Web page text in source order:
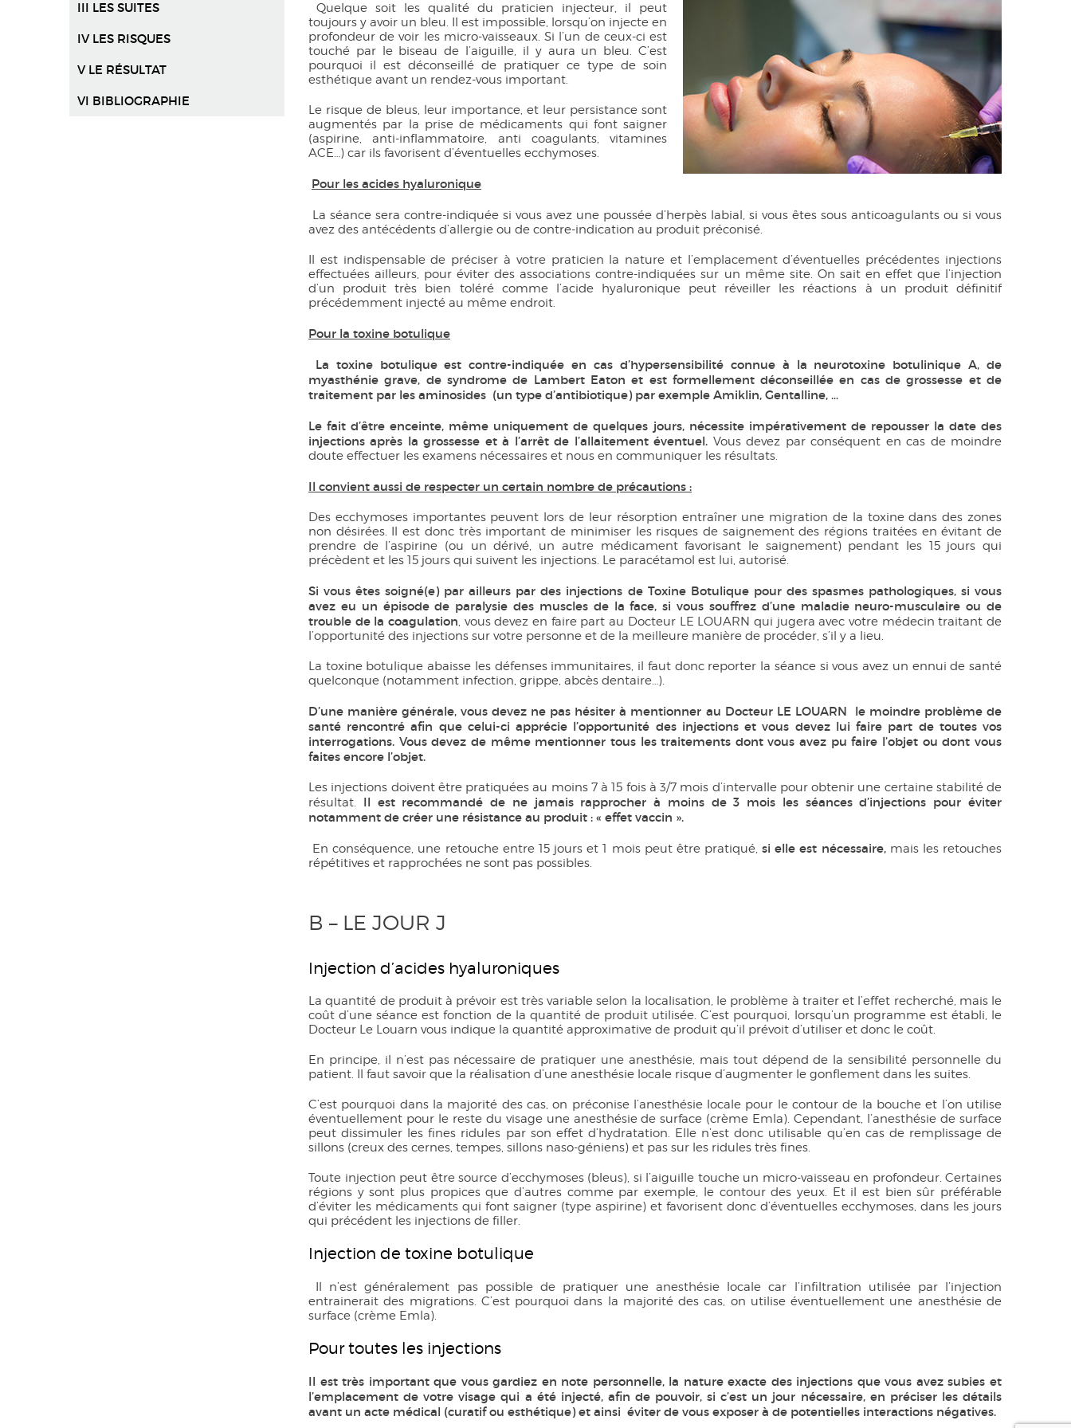
Les chevilles
Quelque soit les qualité du praticien injecteur, il peut
toujours y avoir un bleu. Il est impossible, lorsqu’on injecte en
profondeur de voir les micro-vaisseaux. Si l’un de ceux-ci est
touché par le biseau de l’aiguille, il y aura un bleu. C’est
pourquoi il est déconseillé de pratiquer ce type de soin
esthétique avant un rendez-vous important.
Le risque de bleus, leur importance, et leur persistance sont
augmentés par la prise de médicaments qui font saigner
(aspirine, anti-inflammatoire, anti coagulants, vitamines
ACE…) car ils favorisent d’éventuelles ecchymoses.
Pour les acides hyaluronique
La séance sera contre-indiquée si vous avez une poussée d’herpès labial, si vous êtes sous anticoagulants ou si vous
avez des antécédents d’allergie ou de contre-indication au produit préconisé.
Il est indispensable de préciser à votre praticien la nature et l’emplacement d’éventuelles précédentes injections
effectuées ailleurs, pour éviter des associations contre-indiquées sur un même site. On sait en effet que l’injection
d’un produit très bien toléré comme l’acide hyaluronique peut réveiller les réactions à un produit définitif
précédemment injecté au même endroit.
Pour la toxine botulique
La toxine botulique est contre-indiquée en cas d’hypersensibilité connue à la neurotoxine botulinique A, de
myasthénie grave, de syndrome de Lambert Eaton et est formellement déconseillée en cas de grossesse et de
traitement par les aminosides (un type d’antibiotique) par exemple Amiklin, Gentalline, …
Le fait d’être enceinte, même uniquement de quelques jours, nécessite impérativement de repousser la date des
injections après la grossesse et à l’arrêt de l’allaitement éventuel. Vous devez par conséquent en cas de moindre
doute effectuer les examens nécessaires et nous en communiquer les résultats.
Il convient aussi de respecter un certain nombre de précautions :
Des ecchymoses importantes peuvent lors de leur résorption entraîner une migration de la toxine dans des zones
non désirées. Il est donc très important de minimiser les risques de saignement des régions traitées en évitant de
prendre de l’aspirine (ou un dérivé, un autre médicament favorisant le saignement) pendant les 15 jours qui
précèdent et les 15 jours qui suivent les injections. Le paracétamol est lui, autorisé.
Si vous êtes soigné(e) par ailleurs par des injections de Toxine Botulique pour des spasmes pathologiques, si vous
avez eu un épisode de paralysie des muscles de la face, si vous souffrez d’une maladie neuro-musculaire ou de
trouble de la coagulation, vous devez en faire part au Docteur LE LOUARN qui jugera avec votre médecin traitant de
l’opportunité des injections sur votre personne et de la meilleure manière de procéder, s’il y a lieu.
La toxine botulique abaisse les défenses immunitaires, il faut donc reporter la séance si vous avez un ennui de santé
quelconque (notamment infection, grippe, abcès dentaire…).
D’une manière générale, vous devez ne pas hésiter à mentionner au Docteur LE LOUARN le moindre problème de
santé rencontré afin que celui-ci apprécie l’opportunité des injections et vous devez lui faire part de toutes vos
interrogations. Vous devez de même mentionner tous les traitements dont vous avez pu faire l’objet ou dont vous
faites encore l’objet.
Les injections doivent être pratiquées au moins 7 à 15 fois à 3/7 mois d’intervalle pour obtenir une certaine stabilité de
résultat. Il est recommandé de ne jamais rapprocher à moins de 3 mois les séances d’injections pour éviter
notamment de créer une résistance au produit : « effet vaccin ».
En conséquence, une retouche entre 15 jours et 1 mois peut être pratiqué,si elle est nécessaire, mais les retouches
répétitives et rapprochées ne sont pas possibles.
B – LE JOUR J
Injection d’acides hyaluroniques
La quantité de produit à prévoir est très variable selon la localisation, le problème à traiter et l’effet recherché, mais le
coût d’une séance est fonction de la quantité de produit utilisée. C’est pourquoi, lorsqu’un programme est établi, le
Docteur Le Louarn vous indique la quantité approximative de produit qu’il prévoit d’utiliser et donc le coût.
En principe, il n’est pas nécessaire de pratiquer une anesthésie, mais tout dépend de la sensibilité personnelle du
patient. Il faut savoir que la réalisation d’une anesthésie locale risque d’augmenter le gonflement dans les suites.
C’est pourquoi dans la majorité des cas, on préconise l’anesthésie locale pour le contour de la bouche et l’on utilise
éventuellement pour le reste du visage une anesthésie de surface (crème Emla). Cependant, l’anesthésie de surface
peut dissimuler les fines ridules par son effet d’hydratation. Elle n’est donc utilisable qu’en cas de remplissage de
sillons (creux des cernes, tempes, sillons naso-géniens) et pas sur les ridules très fines.
Toute injection peut être source d’ecchymoses (bleus), si l’aiguille touche un micro-vaisseau en profondeur. Certaines
régions y sont plus propices que d’autres comme par exemple, le contour des yeux. Et il est bien sûr préférable
d’éviter les médicaments qui font saigner (type aspirine) et favorisent donc d’éventuelles ecchymoses, dans les jours
qui précédent les injections de filler.
Injection de toxine botulique
Il n’est généralement pas possible de pratiquer une anesthésie locale car l’infiltration utilisée par l’injection
entrainerait des migrations. C’est pourquoi dans la majorité des cas, on utilise éventuellement une anesthésie de
surface (crème Emla).
Pour toutes les injections
Il est très important que vous gardiez en note personnelle, la nature exacte des injections que vous avez subies et
l’emplacement de votre visage qui a été injecté, afin de pouvoir, si c’est un jour nécessaire, en préciser les détails
avant un acte médical (curatif ou esthétique) et ainsi éviter de vous exposer à de potentielles interactions négatives.
III LES SUITES
IV LES RISQUES
V LE RÉSULTAT
VI BIBLIOGRAPHIE